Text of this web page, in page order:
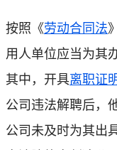
按照《劳动合同法
用人单位应当为其
其中，开具离职证
公司违法解聘后，
公司未及时为其出